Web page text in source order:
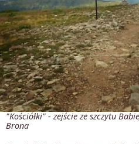
"Kościółki" - zejście ze szczytu
Brona